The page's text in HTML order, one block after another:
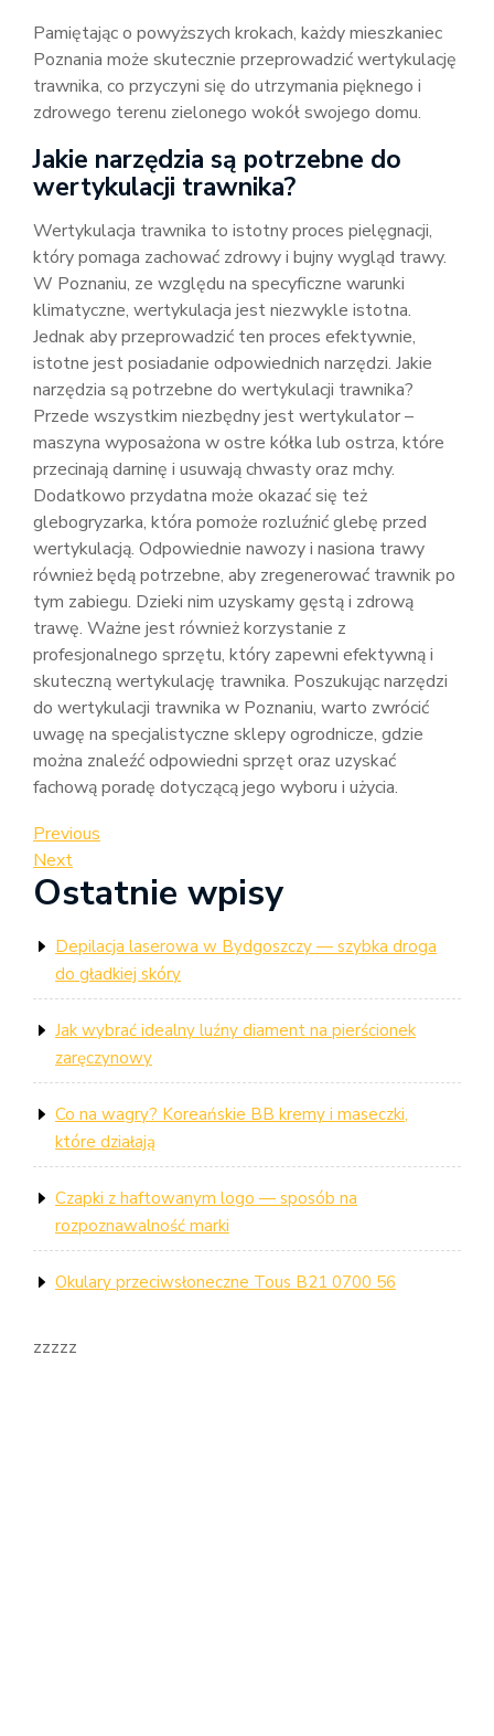
Pamiętając o powyższych krokach, każdy mieszkaniec
Poznania może skutecznie przeprowadzić wertykulację
trawnika, co przyczyni się do utrzymania pięknego i
zdrowego terenu zielonego wokół swojego domu.
Jakie narzędzia są potrzebne do
wertykulacji trawnika?
Wertykulacja trawnika to istotny proces pielęgnacji,
który pomaga zachować zdrowy i bujny wygląd trawy.
W Poznaniu, ze względu na specyficzne warunki
klimatyczne, wertykulacja jest niezwykle istotna.
Jednak aby przeprowadzić ten proces efektywnie,
istotne jest posiadanie odpowiednich narzędzi. Jakie
narzędzia są potrzebne do wertykulacji trawnika?
Przede wszystkim niezbędny jest wertykulator –
maszyna wyposażona w ostre kółka lub ostrza, które
przecinają darninę i usuwają chwasty oraz mchy.
Dodatkowo przydatna może okazać się też
glebogryzarka, która pomoże rozluźnić glebę przed
wertykulacją. Odpowiednie nawozy i nasiona trawy
również będą potrzebne, aby zregenerować trawnik po
tym zabiegu. Dzieki nim uzyskamy gęstą i zdrową
trawę. Ważne jest również korzystanie z
profesjonalnego sprzętu, który zapewni efektywną i
skuteczną wertykulację trawnika. Poszukując narzędzi
do wertykulacji trawnika w Poznaniu, warto zwrócić
uwagę na specjalistyczne sklepy ogrodnicze, gdzie
można znaleźć odpowiedni sprzęt oraz uzyskać
fachową poradę dotyczącą jego wyboru i użycia.
Nawigacja
wpisu
Previous
Post
Previous
Next
Post
Next
Ostatnie wpisy
Depilacja laserowa w Bydgoszczy — szybka droga
do gładkiej skóry
Jak wybrać idealny luźny diament na pierścionek
zaręczynowy
Co na wagry? Koreańskie BB kremy i maseczki,
które działają
Czapki z haftowanym logo — sposób na
rozpoznawalność marki
Okulary przeciwsłoneczne Tous B21 0700 56
zzzzz